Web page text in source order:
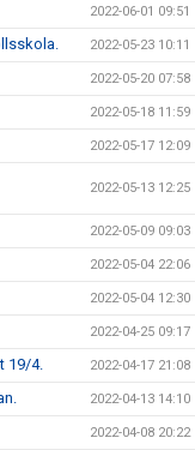
2022-06-01 09:51
2022-05-23 10:11
2022-05-20 07:58
2022-05-18 11:59
2022-05-17 12:09
2022-05-13 12:25
2022-05-09 09:03
2022-05-04 22:06
2022-05-04 12:30
2022-04-25 09:17
19/4. 2022-04-17 21:08
2022-04-13 14:10
2022-04-08 20:22